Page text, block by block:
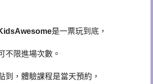
是一票玩到底，
不限進場次數。
到，體驗課程是當天預約，